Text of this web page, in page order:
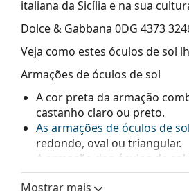
italiana da Sicília e na sua
Dolce & Gabbana 0DG 4373
Veja como estes óculos de sol
Armações de óculos de sol
A cor preta da armação
castanho claro ou preto.
As armações de óculos de
redondo, oval ou triangular.
A armação dos óculos de
durabilidade e estabilidade.
Mostrar mais